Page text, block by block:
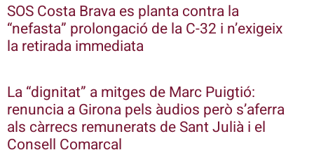
SOS Costa Brava es planta contra la
“nefasta” prolongació de la C-32 i n’exigeix
la retirada immediata
La “dignitat” a mitges de Marc Puigtió:
renuncia a Girona pels àudios però s’aferra
als càrrecs remunerats de Sant Julià i el
Consell Comarcal